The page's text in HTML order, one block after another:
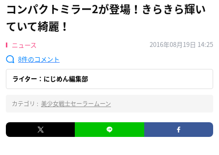
コンパクトミラー2が登場！きらきら輝い
ていて綺麗！
ニュース
2016年08月19日 14:25
8
ライター：にじめん編集部
カテゴリ : 美少女戦士セーラームーン